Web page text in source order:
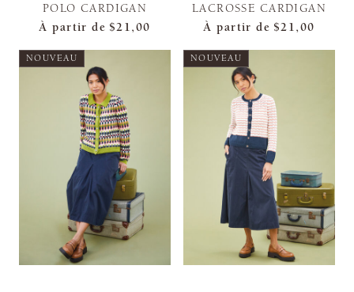
POLO CARDIGAN
À partir de $21,00
LACROSSE CARDIGAN
À partir de $21,00
NOUVEAU NOUVEAU